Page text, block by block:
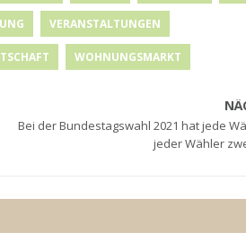
VERANSTALTUNGEN
WOHNUNGSMARKT
Bei der Bundestagswahl 2021 hat jede
jeder Wähler